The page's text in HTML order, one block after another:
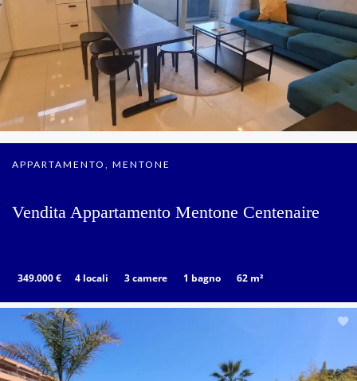
APPARTAMENTO, MENTONE
Vendita Appartamento Mentone Centenaire
349.000 € 4 locali 3 camere 1 bagno 62 m²